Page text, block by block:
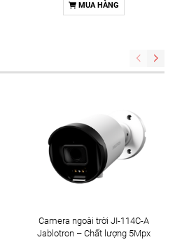
MUA HÀNG
Camera ngoài trời JI-114C-A
Jablotron – Chất lượng 5Mpx